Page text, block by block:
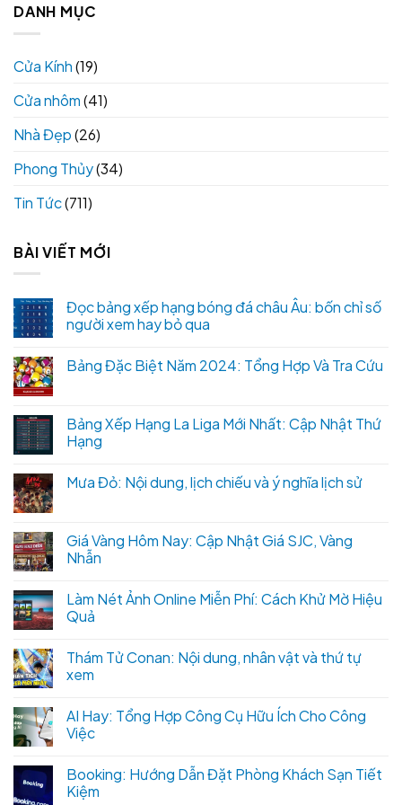
DANH MỤC
Cửa Kính(19)
Cửa nhôm(41)
Nhà Đẹp(26)
Phong Thủy(34)
Tin Tức(711)
BÀI VIẾT MỚI
Đọc bảng xếp hạng bóng đá châu Âu: bốn chỉ số
người xem hay bỏ qua
Bảng Đặc Biệt Năm 2024: Tổng Hợp Và Tra Cứu
Bảng Xếp Hạng La Liga Mới Nhất: Cập Nhật Thứ
Hạng
Mưa Đỏ: Nội dung, lịch chiếu và ý nghĩa lịch sử
Giá Vàng Hôm Nay: Cập Nhật Giá SJC, Vàng
Nhẫn
Làm Nét Ảnh Online Miễn Phí: Cách Khử Mờ Hiệu
Quả
Thám Tử Conan: Nội dung, nhân vật và thứ tự
xem
AI Hay: Tổng Hợp Công Cụ Hữu Ích Cho Công
Việc
Booking: Hướng Dẫn Đặt Phòng Khách Sạn Tiết
Kiệm